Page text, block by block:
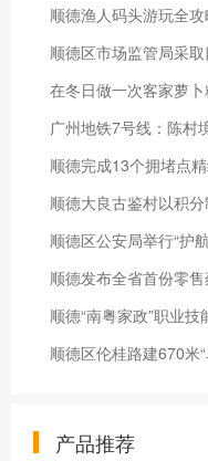
顺德渔人码头游玩全
顺德区市场监管局采
在冬日做一次客家萝卜
广州地铁7号线：陈村
顺德完成13个拥堵点
顺德大良古鉴村以积
顺德区公安局举行“护
顺德发布全省首份零
顺德“南粤家政”职业技
顺德区伦桂路建670米
产品推荐